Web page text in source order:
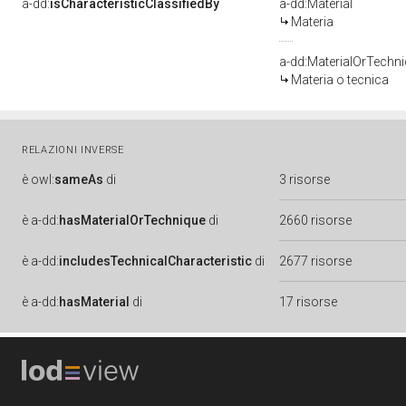
a-dd:isCharacteristicClassifiedBy
a-dd:Material
Materia
a-
Materia o tecnica
RELAZIONI INVERSE
è owl:sameAs di 3 risorse
è a-dd:hasMaterialOrTechnique di 2660 risorse
è a-dd:includesTechnicalCharacteristic di 2677 risorse
è a-dd:hasMaterial di 17 risorse